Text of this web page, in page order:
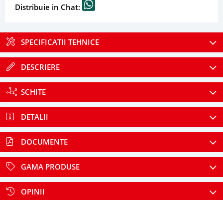
Distribuie in Chat:
SPECIFICATII TEHNICE
DESCRIERE
SCHITE
DETALII
DOCUMENTE
GAMA PRODUSE
OPINII